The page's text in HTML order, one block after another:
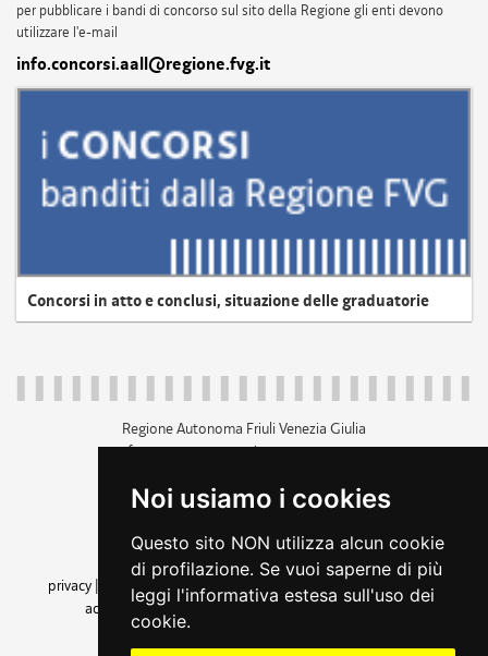
Noi usiamo i cookies
Questo sito NON utilizza alcun cookie
di profilazione. Se vuoi saperne di più
leggi l'informativa estesa sull'uso dei
cookie.
per pubblicare i bandi di concorso sul sito della Regione gli enti devono
utilizzare l'e-mail
info.concorsi.aall@regione.fvg.it
Concorsi in atto e conclusi, situazione delle graduatorie
Regione Autonoma Friuli Venezia Giulia
c.f. 80014930327; p.iva 00526040324
+39 040 3771111
amministrazione trasparente
privacy
cookie |note legali accessibilità
dichiarazione di
accessibilità| feedback
cambio preferenze cookie